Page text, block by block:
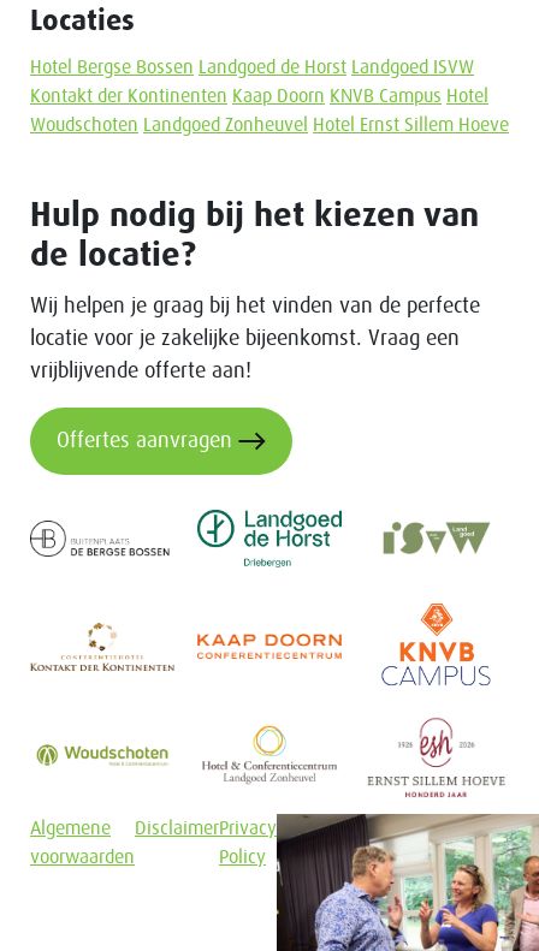
Locaties
Hotel Bergse Bossen Landgoed de Horst
Landgoed ISVW
Kontakt der Kontinenten Kaap Doorn KNVB Campus Hotel
Woudschoten
Landgoed Zonheuvel Hotel Ernst Sillem Hoeve
Hulp nodig bij het kiezen van
de locatie?
Wij helpen je graag bij het vinden van de perfecte
locatie voor je zakelijke bijeenkomst. Vraag een
vrijblijvende offerte aan!
Offertes aanvragen
Algemene
voorwaarden
DisclaimerPrivacy
Policy